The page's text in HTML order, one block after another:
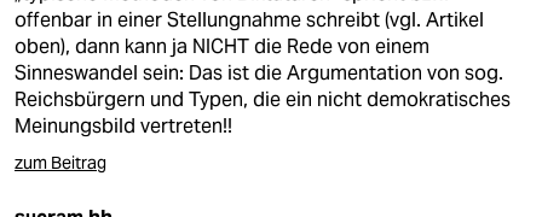
offenbar in einer Stellungnahme schreibt (vgl. Artikel
oben), dann kann ja NICHT die Rede von einem
Sinneswandel sein: Das ist die Argumentation von sog.
Reichsbürgern und Typen, die ein nicht demokratisches
Meinungsbild vertreten!!
zum Beitrag